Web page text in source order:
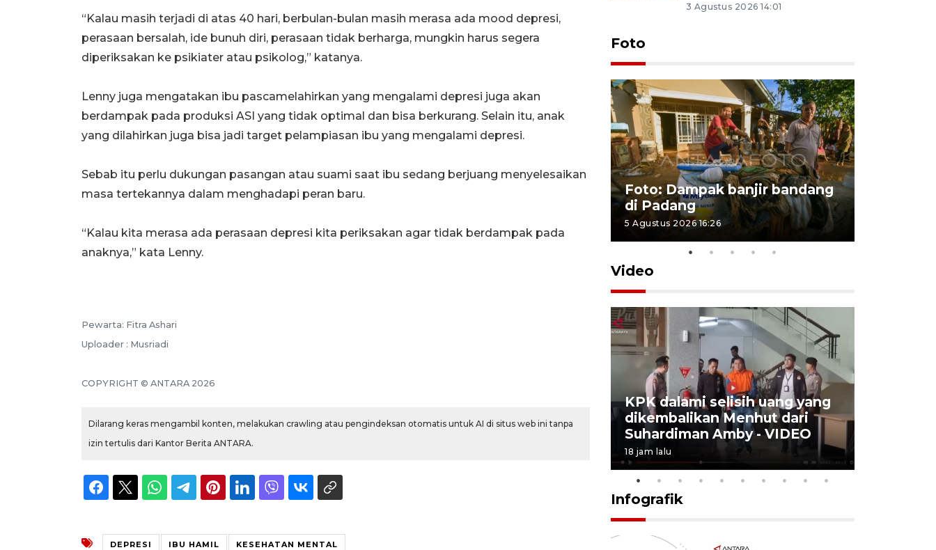
“Kalau masih terjadi di atas 40 hari, berbulan-bulan masih merasa ada mood depresi,
perasaan bersalah, ide bunuh diri, perasaan tidak berharga, mungkin harus segera
diperiksakan ke psikiater atau psikolog,” katanya.
Lenny juga mengatakan ibu pascamelahirkan yang mengalami depresi juga akan
berdampak pada produksi ASI yang tidak optimal dan bisa berkurang. Selain itu, anak
yang dilahirkan juga bisa jadi target pelampiasan ibu yang mengalami depresi.
Sebab itu perlu dukungan pasangan atau suami saat ibu sedang berjuang menyelesaikan
masa tertekannya dalam menghadapi peran baru.
“Kalau kita merasa ada perasaan depresi kita periksakan agar tidak berdampak pada
anaknya,” kata Lenny.
Pewarta: Fitra Ashari
Uploader : Musriadi
COPYRIGHT © ANTARA 2026
Dilarang keras mengambil konten, melakukan crawling atau pengindeksan otomatis untuk AI di situs web ini tanpa
izin tertulis dari Kantor Berita ANTARA.
DEPRESI IBU HAMIL KESEHATAN MENTAL
3 Agustus 2026 14:01
Foto
Foto: Dampak banjir bandang
di Padang
5 Agustus 2026 16:26
Video
Polonia Medan diduga akibat
KPK dalami selisih uang yang
dikembalikan Menhut dari
Suhardiman Amby - VIDEO
18 jam lalu
Infografik